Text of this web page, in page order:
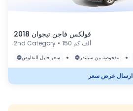
فولكس فاجن تيجوان 2018
2nd Category • 150 ألف كم
سعر قابل للتفاوض
• مفحوصة من سيلندر •
ارسال عرض سعر